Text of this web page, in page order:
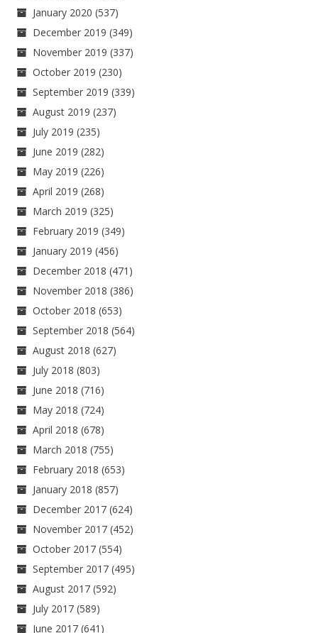
January 2020 (537)
December 2019 (349)
November 2019 (337)
October 2019 (230)
September 2019 (339)
August 2019 (237)
July 2019 (235)
June 2019 (282)
May 2019 (226)
April 2019 (268)
March 2019 (325)
February 2019 (349)
January 2019 (456)
December 2018 (471)
November 2018 (386)
October 2018 (653)
September 2018 (564)
August 2018 (627)
July 2018 (803)
June 2018 (716)
May 2018 (724)
April 2018 (678)
March 2018 (755)
February 2018 (653)
January 2018 (857)
December 2017 (624)
November 2017 (452)
October 2017 (554)
September 2017 (495)
August 2017 (592)
July 2017 (589)
June 2017 (641)